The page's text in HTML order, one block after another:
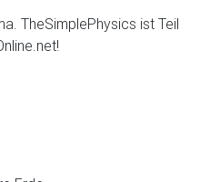
TheSimplePhysics ist Teil